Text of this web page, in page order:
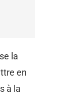
la
en
à la